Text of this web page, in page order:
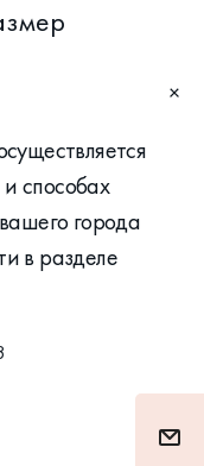
способах
города
в разделе